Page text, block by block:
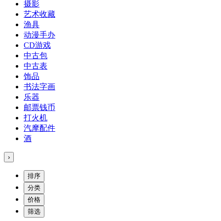
摄影
艺术收藏
渔具
动漫手办
CD游戏
中古包
中古表
饰品
书法字画
乐器
邮票钱币
打火机
汽摩配件
酒
›
排序
分类
价格
筛选